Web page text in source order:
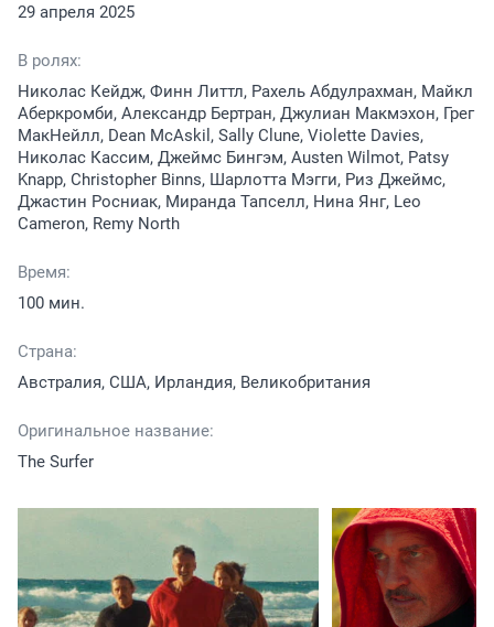
29 апреля 2025
В ролях:
Николас Кейдж, Финн Литтл, Рахель Абдулрахман, Майкл
Аберкромби, Александр Бертран, Джулиан Макмэхон, Грег
МакНейлл, Dean McAskil, Sally Clune, Violette Davies,
Николас Кассим, Джеймс Бингэм, Austen Wilmot, Patsy
Knapp, Christopher Binns, Шарлотта Мэгги, Риз Джеймс,
Джастин Росниак, Миранда Тапселл, Нина Янг, Leo
Cameron, Remy North
Время:
100 мин.
Страна:
Австралия, США, Ирландия, Великобритания
Оригинальное название:
The Surfer